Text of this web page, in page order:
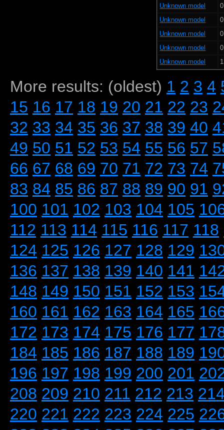
Unknown model
Unknown model
Unknown model
Unknown model
Unknown model
More results: (oldest) 1 2 3 4
15 16 17 18 19 20 21 22 23
32 33 34 35 36 37 38 39 40
49 50 51 52 53 54 55 56 57
66 67 68 69 70 71 72 73 74
83 84 85 86 87 88 89 90 91
100 101 102 103 104 105
112 113 114 115 116 117 118
124 125 126 127 128 129
136 137 138 139 140 141
148 149 150 151 152 153
160 161 162 163 164 165
172 173 174 175 176 177
184 185 186 187 188 189
196 197 198 199 200 201
208 209 210 211 212 213
220 221 222 223 224 225